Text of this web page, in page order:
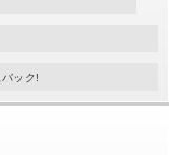
バック!